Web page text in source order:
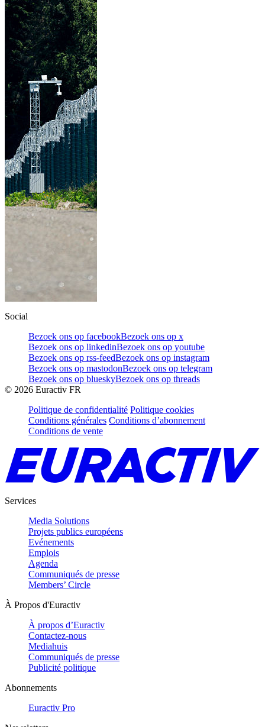
Social
Bezoek ons op facebookBezoek ons op x
Bezoek ons op linkedinBezoek ons op youtube
Bezoek ons op rss-feedBezoek ons op instagram
Bezoek ons op mastodonBezoek ons op telegram
Bezoek ons op blueskyBezoek ons op threads
© 2026 Euractiv FR
Politique de confidentialité Politique cookies
Conditions générales Conditions d’abonnement
Conditions de vente
Services
Media Solutions
Projets publics européens
Evénements
Emplois
Agenda
Communiqués de presse
Members’ Circle
À Propos d'Euractiv
À propos d’Euractiv
Contactez-nous
Mediahuis
Communiqués de presse
Publicité politique
Abonnements
Euractiv Pro